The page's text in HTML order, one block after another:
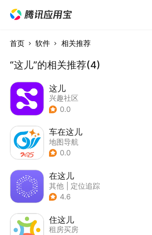
首页 软件 相关推荐
“这儿”的相关推荐(4)
这儿
兴趣社区
0.0
车在这儿
地图导航
0.0
在这儿
其他
定位追踪
4.6
住这儿
租房买房